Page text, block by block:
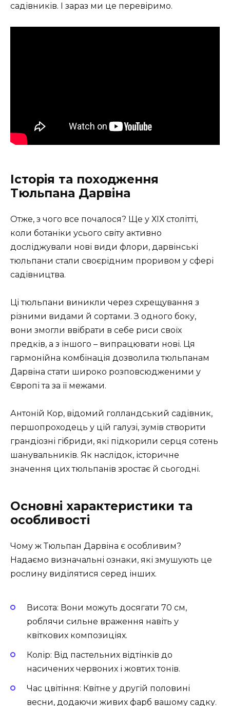
садівників. І зараз ми це перевіримо.
Історія та походження
Тюльпана Дарвіна
Отже, з чого все почалося? Ще у ХІХ столітті,
коли ботаніки усього світу активно
досліджували нові види флори, дарвінські
тюльпани стали своєрідним проривом у сфері
садівництва.
Ці тюльпани виникли через схрещування з
різними видами й сортами. З одного боку,
вони змогли ввібрати в себе риси своїх
предків, а з іншого – випрацювати нові. Ця
гармонійна комбінація дозволила тюльпанам
Дарвіна стати широко розповсюдженими у
Європі та за її межами.
Антоній Кор, відомий голландський садівник,
першопроходець у цій галузі, зумів створити
грандіозні гібриди, які підкорили серця сотень
шанувальників. Як наслідок, історичне
значення цих тюльпанів зростає й сьогодні.
Основні характеристики та
особливості
Чому ж Тюльпан Дарвіна є особливим?
Надаємо визначальні ознаки, які змушують це
рослину виділятися серед інших.
Висота: Вони можуть досягати 70 см,
роблячи сильне враження навіть у
квіткових композиціях.
Колір: Від пастельних відтінків до
насичених червоних і жовтих тонів.
Час цвітіння: Квітне у другій половині
весни, додаючи живих фарб вашому садку.